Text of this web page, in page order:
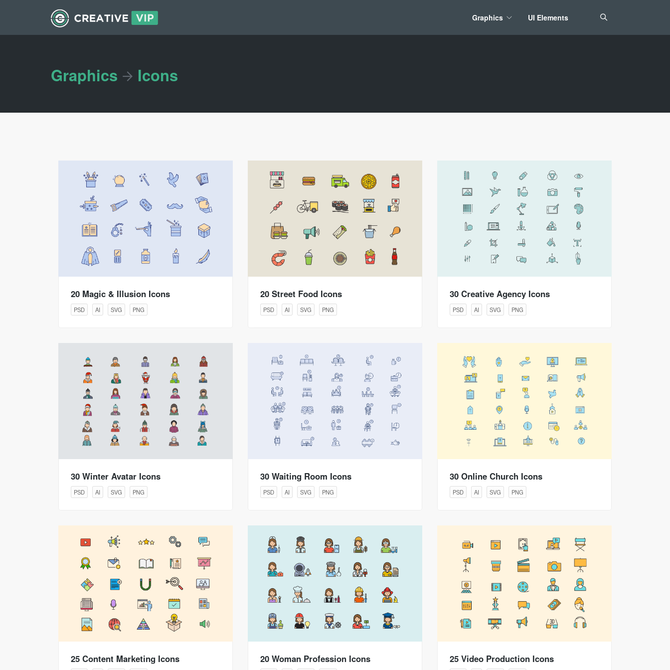
Graphics UI Elements
Graphics Icons
20 Magic & Illusion Icons
PSD AI SVG PNG
20 Street Food Icons
PSD AI SVG PNG
30 Creative Agency Icons
PSD AI SVG PNG
30 Winter Avatar Icons
PSD AI SVG PNG
30 Waiting Room Icons
PSD AI SVG PNG
30 Online Church Icons
PSD AI SVG PNG
25 Content Marketing Icons 20 Woman Profession Icons 25 Video Production Icons